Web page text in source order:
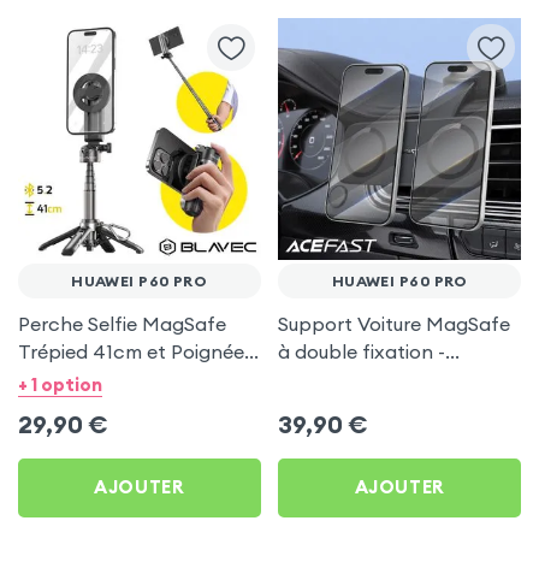
HUAWEI P60 PRO
Perche Selfie MagSafe
Trépied 41cm et Poignée
Grip - Noir pour Huawei
+ 1 option
29,90 €
AJOUTER
HUAWEI P60 PRO
Support Voiture MagSafe
à double fixation -
39,90 €
AJOUTER